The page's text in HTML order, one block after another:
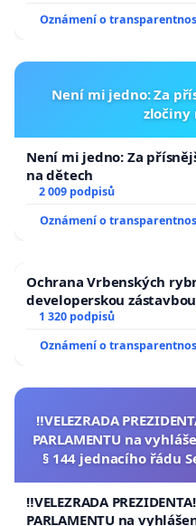
zpravidla pouze
vysadí a centrum opustí.
Je proto paradoxní,
dopadnou především
města dopravně
provozem.
Dopady digitálních
český trh došlo k
taxislužby.
Tento model je založen
systému, který v praxi
například:
Oznámení o
Není mi jedno: Za
zločiny
Není mi jedno: Za
na dětech
2 009 podpisů
Oznámení o
Ochrana Vrbenských
developerskou zástavbou
1 320 podpisů
Oznámení o
‼️VELEZRADA
PARLAMENTU na
§ 144 jednacího řádu
‼️VELEZRADA
PARLAMENTU na